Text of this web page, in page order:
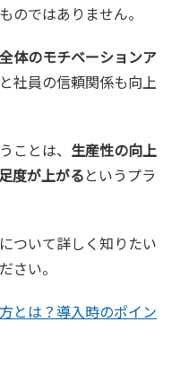
のではありません。
体のモチベーションア
社員の信頼関係も向上
ことは、 生産性の向上
度が上がるというプラ
ついて詳しく知りたい
さい。
とは？導入時のポイン